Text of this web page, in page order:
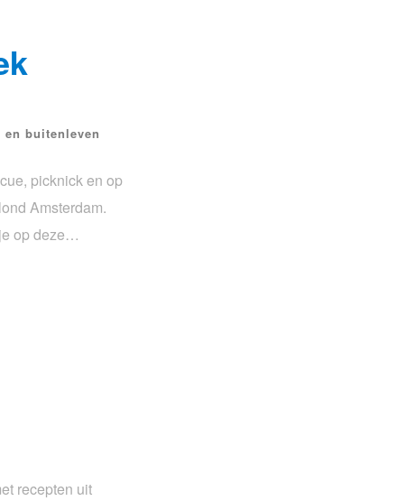
en buitenleven
picknick en op
Amsterdam.
op deze…
recepten uit